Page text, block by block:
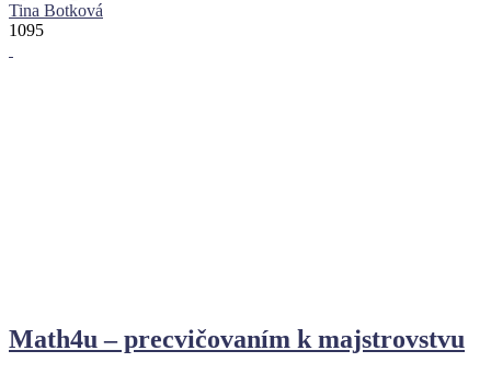
Tina Botková
1095
Math4u – precvičovaním k majstrovstvu